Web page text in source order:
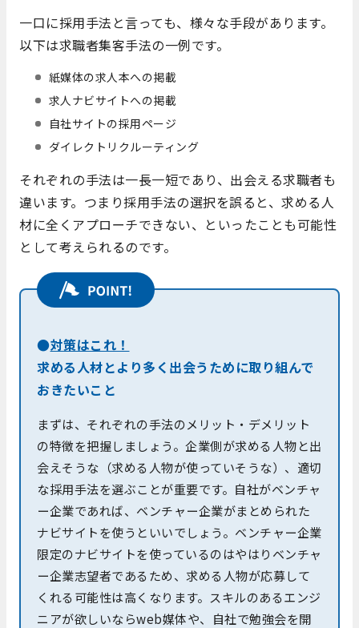
一口に採用手法と言っても、様々な手段があります。
以下は求職者集客手法の一例です。
紙媒体の求人本への掲載
求人ナビサイトへの掲載
自社サイトの採用ページ
ダイレクトリクルーティング
それぞれの手法は一長一短であり、出会える求職者も
違います。つまり採用手法の選択を誤ると、求める人
材に全くアプローチできない、といったことも可能性
として考えられるのです。
●対策はこれ！
求める人材とより多く出会うために取り組んで
おきたいこと
まずは、それぞれの手法のメリット・デメリット
の特徴を把握しましょう。企業側が求める人物と出
会えそうな（求める人物が使っていそうな）、適切
な採用手法を選ぶことが重要です。自社がベンチャ
ー企業であれば、ベンチャー企業がまとめられた
ナビサイトを使うといいでしょう。ベンチャー企業
限定のナビサイトを使っているのはやはりベンチャ
ー企業志望者であるため、求める人物が応募して
くれる可能性は高くなります。スキルのあるエンジ
ニアが欲しいならweb媒体や、自社で勉強会を開